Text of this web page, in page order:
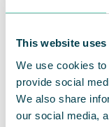
This website
We use cookies
provide social
We also share
our social media,
Lifetime
product
langdurig te
uw luchtkwaliteit